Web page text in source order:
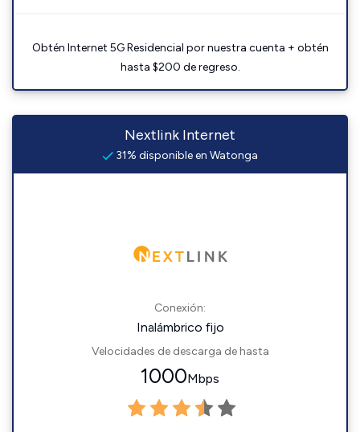
Obtén Internet 5G Residencial por nuestra cuenta + obtén
hasta $200 de regreso.
Nextlink Internet
31% disponible en Watonga
Conexión:
Inalámbrico fijo
Velocidades de descarga de hasta
1000Mbps